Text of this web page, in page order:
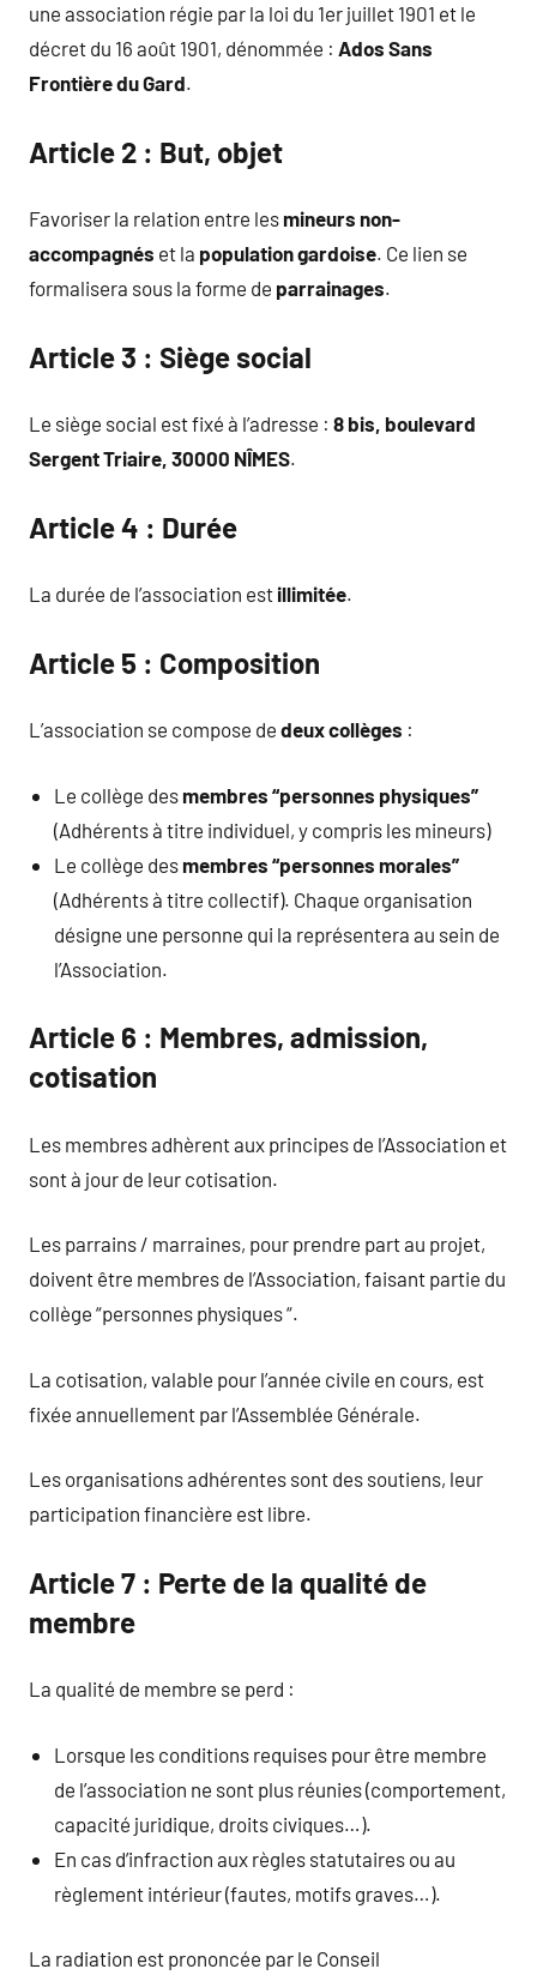
une association régie par la loi du 1er juillet 1901 et le
décret du 16 août 1901, dénommée : Ados Sans
Frontière du Gard.
Article 2 : But, objet
Favoriser la relation entre lesmineurs non-
accompagnés et la population gardoise. Ce lien se
formalisera sous la forme de parrainages.
Article 3 : Siège social
Le siège social est fixé à l’adresse : 8 bis, boulevard
Sergent Triaire, 30000 NÎMES.
Article 4 : Durée
La durée de l’association est illimitée.
Article 5 : Composition
L’association se compose de deux collèges :
Le collège desmembres “personnes physiques”
(Adhérents à titre individuel, y compris les mineurs)
Le collège desmembres “personnes morales”
(Adhérents à titre collectif). Chaque organisation
désigne une personne qui la représentera au sein de
l’Association.
Article 6 : Membres, admission,
cotisation
Les membres adhèrent aux principes de l’Association et
sont à jour de leur cotisation.
Les parrains / marraines, pour prendre part au projet,
doivent être membres de l’Association, faisant partie du
collège “personnes physiques “.
La cotisation, valable pour l’année civile en cours, est
fixée annuellement par l’Assemblée Générale.
Les organisations adhérentes sont des soutiens, leur
participation financière est libre.
Article 7 : Perte de la qualité de
membre
La qualité de membre se perd :
Lorsque les conditions requises pour être membre
de l’association ne sont plus réunies (comportement,
capacité juridique, droits civiques…).
En cas d’infraction aux règles statutaires ou au
règlement intérieur (fautes, motifs graves…).
La radiation est prononcée par le Conseil